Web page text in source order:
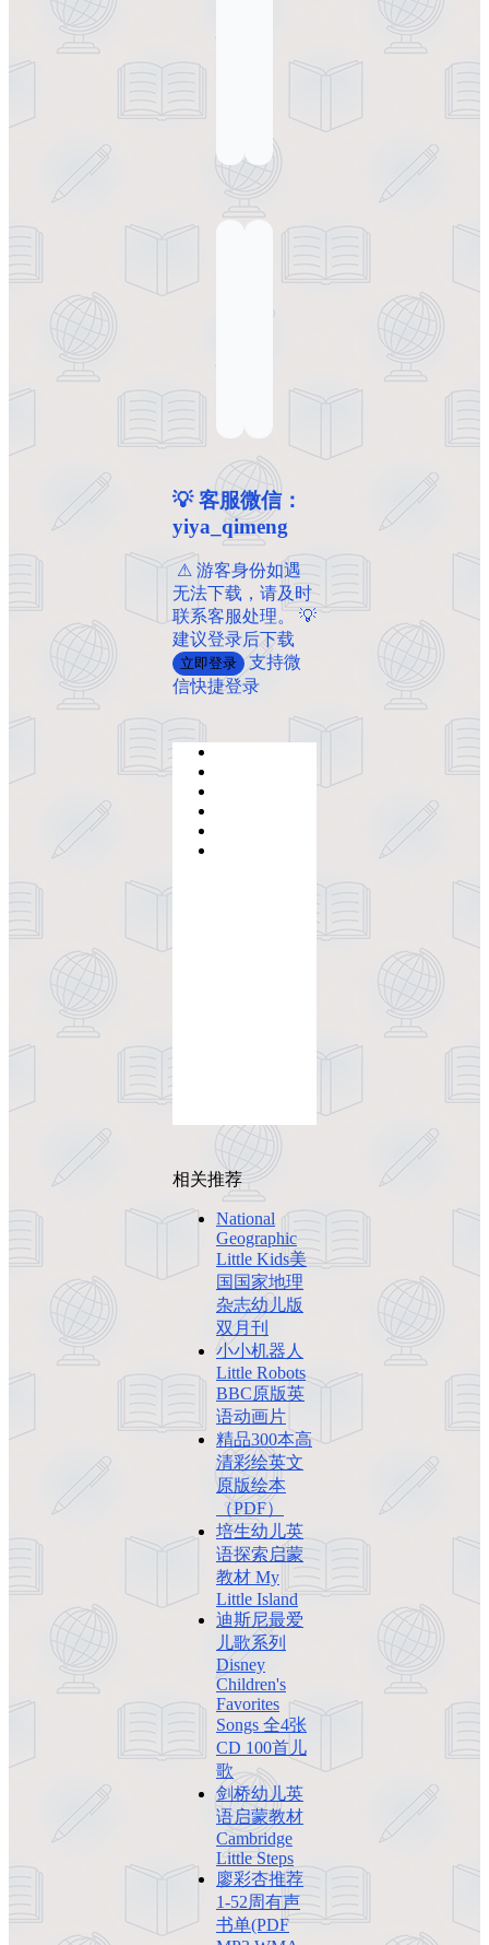
💡 客服微信：
yiya_qimeng
️ ️⚠ 游客身份如遇
无法下载，请及时
联系客服处理。 💡
建议登录后下载
立即登录
支持微
信快捷登录
相关推荐
National
Geographic
Little Kids美
国国家地理
杂志幼儿版
双月刊
小小机器人
Little Robots
BBC原版英
语动画片
精品300本高
清彩绘英文
原版绘本
（PDF）
培生幼儿英
语探索启蒙
教材 My
Little Island
迪斯尼最爱
儿歌系列
Disney
Children's
Favorites
Songs 全4张
CD 100首儿
歌
剑桥幼儿英
语启蒙教材
Cambridge
Little Steps
廖彩杏推荐
1-52周有声
书单(PDF